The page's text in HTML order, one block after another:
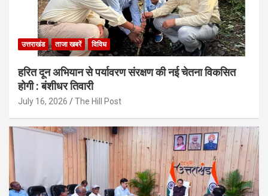
उत्तराखंड ताजा खबरें विविध
हरित दून अभियान से पर्यावरण संरक्षण की नई चेतना विकसित
होगी : बंशीधर तिवारी
July 16, 2026 The Hill Post